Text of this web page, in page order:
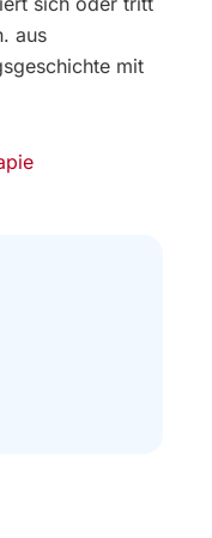
aus
mit